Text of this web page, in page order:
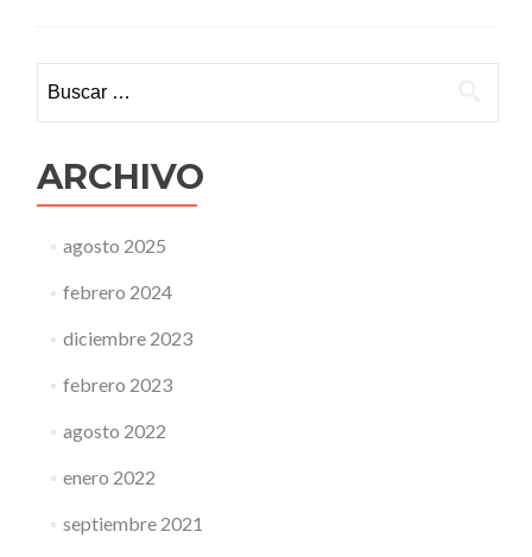
y
ARCHIVO
agosto 2025
febrero 2024
diciembre 2023
febrero 2023
agosto 2022
enero 2022
septiembre 2021